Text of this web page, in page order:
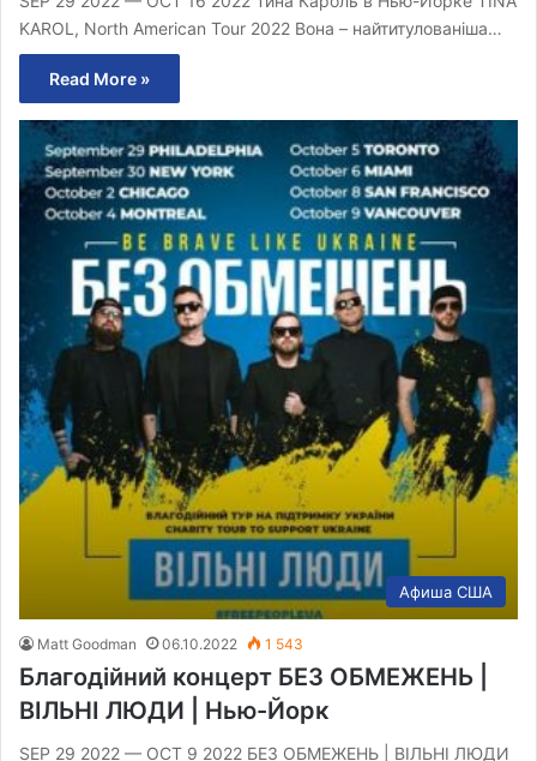
KAROL, North American Tour 2022 Вона – найтитулованіша…
Read More »
Aфиша США
Matt Goodman 06.10.2022 1 543
Благодійний концерт БЕЗ ОБМЕЖЕНЬ |
ВІЛЬНІ ЛЮДИ | Нью-Йорк
SEP 29 2022 — OCT 9 2022 БЕЗ ОБМЕЖЕНЬ | ВІЛЬНІ ЛЮДИ